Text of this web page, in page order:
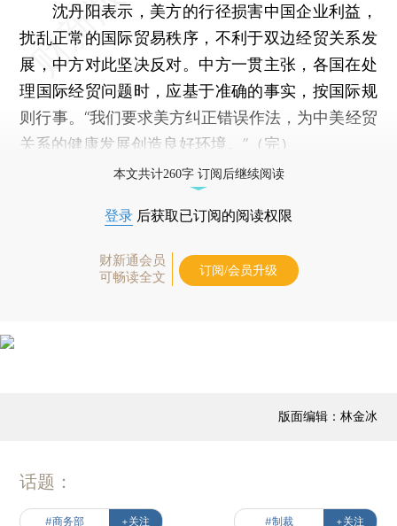
沈丹阳表示，美方的行径损害中国企业利益，
扰乱正常的国际贸易秩序，不利于双边经贸关系发
展，中方对此坚决反对。中方一贯主张，各国在处
理国际经贸问题时，应基于准确的事实，按国际规
则行事。“我们要求美方纠正错误作法，为中美经贸
关系的健康发展创造良好环境。”（完）
本文共计260字 订阅后继续阅读
登录 后获取已订阅的阅读权限
财新通会员
可畅读全文
订阅/会员升级
版面编辑：林金冰
话题：
#商务部 +关注 #制裁 +关注